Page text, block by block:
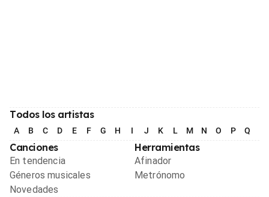
Todos los artistas
A B C D E F G H I J K L M N O P Q
Canciones
En tendencia
Géneros musicales
Novedades
Herramientas
Afinador
Metrónomo